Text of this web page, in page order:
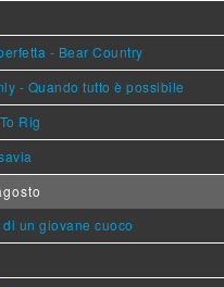
- Bear Country
- Quando tutto è possibile
Rig
un giovane cuoco